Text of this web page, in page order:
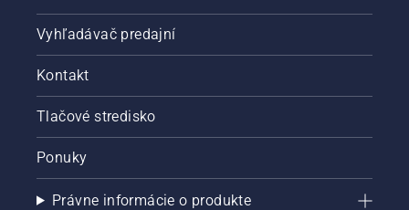
Vyhľadávač predajní
Kontakt
Tlačové stredisko
Ponuky
Právne informácie o produkte